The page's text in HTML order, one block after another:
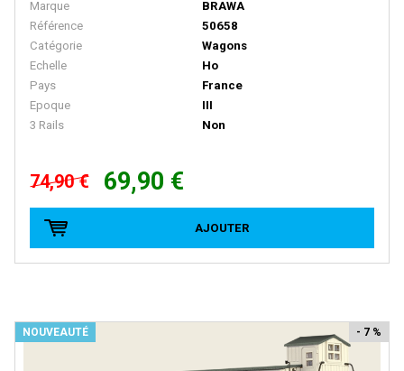
MODELLBAHN UNION
Model Loco
MODEL POWER
MODEL SCENE
Mougel
MTH
NCE
Marque
BRAWA
Référence
50658
Catégorie
Wagons
Echelle
Ho
Pays
France
Epoque
III
3 Rails
Non
74,90 € 69,90 €
AJOUTER
NOUVEAUTÉ - 7 %